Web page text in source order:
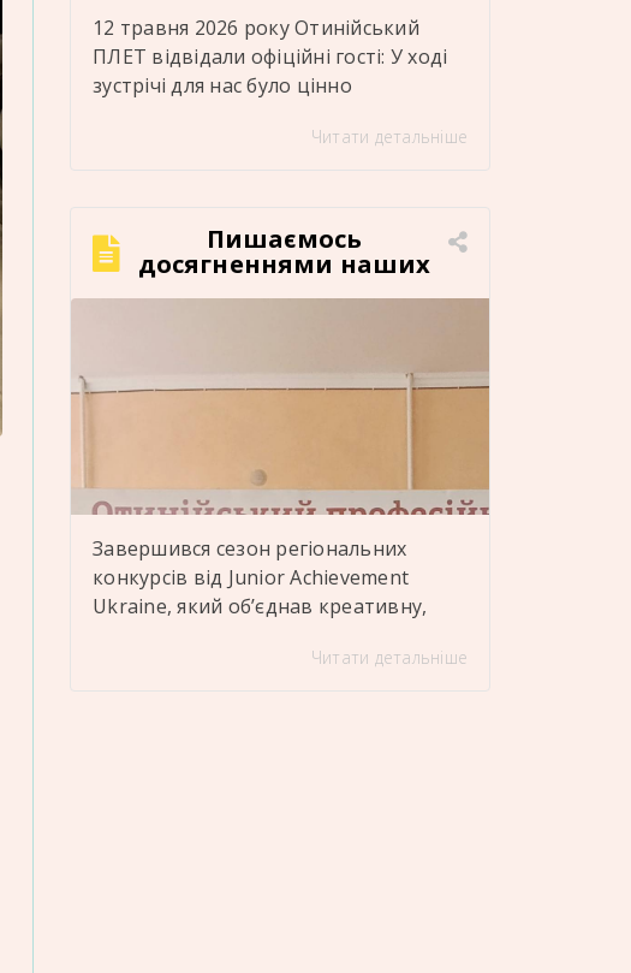
12 травня 2026 року Отинійський
ПЛЕТ відвідали офіційні гості: У ході
зустрічі для нас було цінно
базу ліцею, навчальні кабінети,
здобувачі освіти. Дякуємо
представникам департаменту освіти
теплу та дружню атмосферу,
конструктивне спілкування та
Читати детальніше
Пишаємось
досягненнями наших
Завершився сезон регіональних
конкурсів від Junior Achievement
Ukraine, який об’єднав креативну,
Івано-Франківщини УчасникиЧитати детальніше